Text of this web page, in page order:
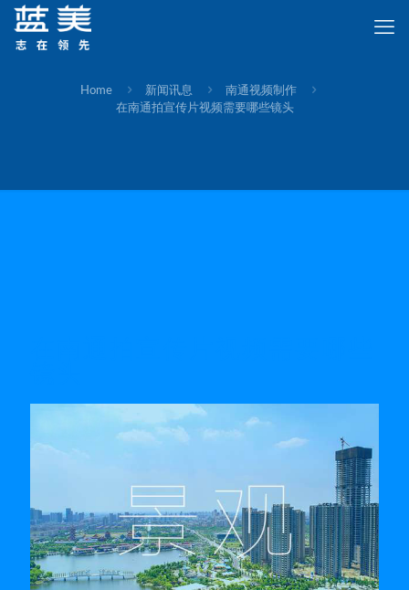
Home 新闻讯息
南通视频制作
在南通拍宣传片视频需要哪些镜头